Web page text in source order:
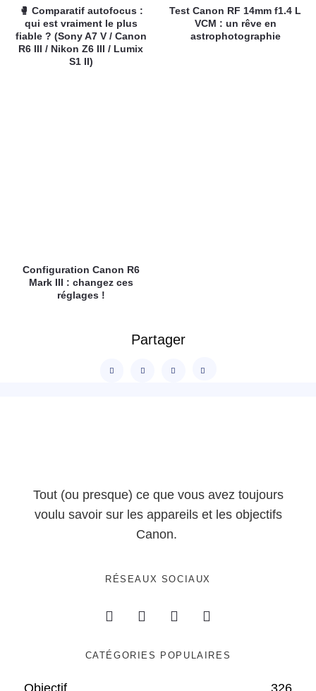
🥊 Comparatif autofocus :
qui est vraiment le plus
fiable ? (Sony A7 V / Canon
R6 III / Nikon Z6 III / Lumix
S1 II)
Test Canon RF 14mm f1.4 L
VCM : un rêve en
astrophotographie
Configuration Canon R6
Mark III : changez ces
réglages !
Partager
Tout (ou presque) ce que vous avez toujours
voulu savoir sur les appareils et les objectifs
Canon.
RÉSEAUX SOCIAUX
CATÉGORIES POPULAIRES